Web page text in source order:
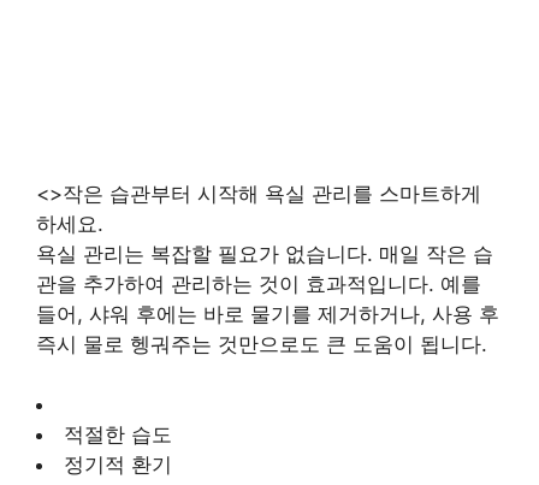
<>작은 습관부터 시작해 욕실 관리를 스마트하게
하세요.
욕실 관리는 복잡할 필요가 없습니다. 매일 작은 습
관을 추가하여 관리하는 것이 효과적입니다. 예를
들어, 샤워 후에는 바로 물기를 제거하거나, 사용 후
즉시 물로 헹궈주는 것만으로도 큰 도움이 됩니다.
적절한 습도
정기적 환기